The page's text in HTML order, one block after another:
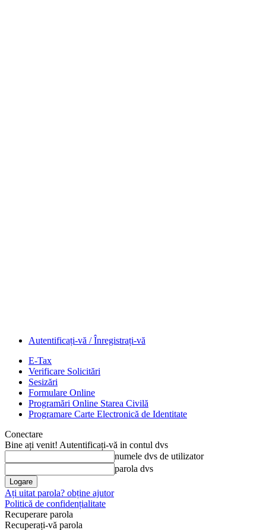
Autentificați-vă / Înregistrați-vă
E-Tax
Verificare Solicitări
Sesizări
Formulare Online
Programări Online Starea Civilă
Programare Carte Electronică de Identitate
Conectare
Bine ați venit! Autentificați-vă in contul dvs
numele dvs de utilizator
parola dvs
Ați uitat parola? obține ajutor
Politică de confidențialitate
Recuperare parola
Recuperați-vă parola